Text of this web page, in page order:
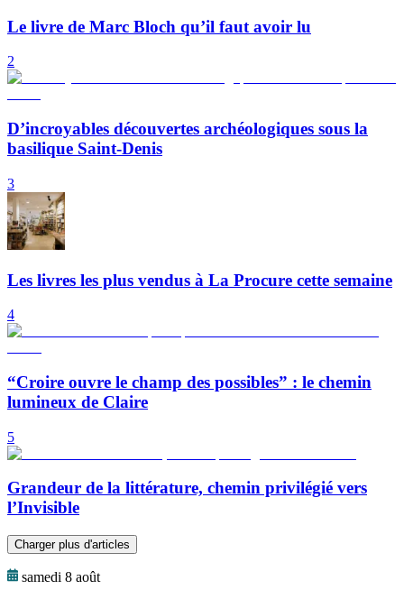
Le livre de Marc Bloch qu’il faut avoir lu
2
D’incroyables découvertes archéologiques sous la
basilique Saint-Denis
3
Les livres les plus vendus à La Procure cette semaine
4
“Croire ouvre le champ des possibles” : le chemin
lumineux de Claire
5
Grandeur de la littérature, chemin privilégié vers
l’Invisible
Charger plus d'articles
samedi 8 août